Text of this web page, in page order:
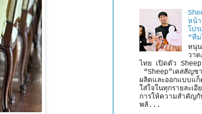
หน้
โปร
“ที
หนุ
วา
ไทย เปิดตัว
“Sheep”เคสสัญช
ผลิตและออกแบบแ
ใส่ใจในทุกรายละเอี
การให้ความสำคัญกั
พลั...